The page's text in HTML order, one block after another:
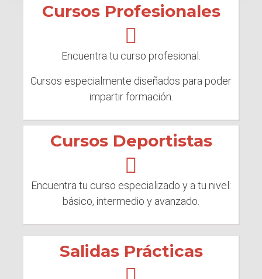
Cursos Profesionales
Encuentra tu curso profesional.
Cursos especialmente diseñados para poder
impartir formación.
Cursos Deportistas
Encuentra tu curso especializado y a tu nivel:
básico, intermedio y avanzado.
Salidas Prácticas